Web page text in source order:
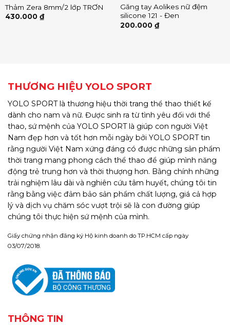
Thảm Zera 8mm/2 lớp TRƠN
430.000 ₫
Găng tay Aolikes nữ đệm
silicone 121 - Đen
200.000 ₫
THƯƠNG HIỆU YOLO SPORT
YOLO SPORT là thương hiệu thời trang thể thao thiết kế
dành cho nam và nữ. Được sinh ra từ tình yêu đối với thể
thao, sứ mệnh của YOLO SPORT là giúp con người Việt
Nam đẹp hơn và tốt hơn mỗi ngày bởi YOLO SPORT tin
rằng người Việt Nam xứng đáng có được những sản phẩm
thời trang mang phong cách thể thao để giúp mình năng
động trẻ trung hơn và thời thượng hơn. Bằng chính những
trải nghiệm lâu dài và nghiên cứu tâm huyết, chúng tôi tin
rằng bằng việc đảm bảo sản phẩm chất lượng, giá cả hợp
lý và dịch vụ chăm sóc vượt trội sẽ là con đường giúp
chúng tôi thực hiện sứ mệnh của mình.
Giấy chứng nhận đăng ký Hộ kinh doanh do TP.HCM cấp ngày
03/07/2018.
THÔNG TIN